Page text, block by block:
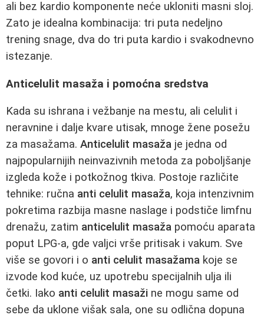
ali bez kardio komponente neće ukloniti masni sloj.
Zato je idealna kombinacija: tri puta nedeljno
trening snage, dva do tri puta kardio i svakodnevno
istezanje.
Anticelulit masaža i pomoćna sredstva
Kada su ishrana i vežbanje na mestu, ali celulit i
neravnine i dalje kvare utisak, mnoge žene posežu
za masažama. Anticelulit masaža je jedna od
najpopularnijih neinvazivnih metoda za poboljšanje
izgleda kože i potkožnog tkiva. Postoje različite
tehnike: ručna anti celulit masaža, koja intenzivnim
pokretima razbija masne naslage i podstiče limfnu
drenažu, zatim anticelulit masaža pomoću aparata
poput LPG-a, gde valjci vrše pritisak i vakum. Sve
više se govori i o anti celulit masažama koje se
izvode kod kuće, uz upotrebu specijalnih ulja ili
četki. Iako anti celulit masaži ne mogu same od
sebe da uklone višak sala, one su odlična dopuna